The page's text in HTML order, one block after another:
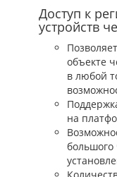
Доступ к
устройств
объекте
в любой
на
большого